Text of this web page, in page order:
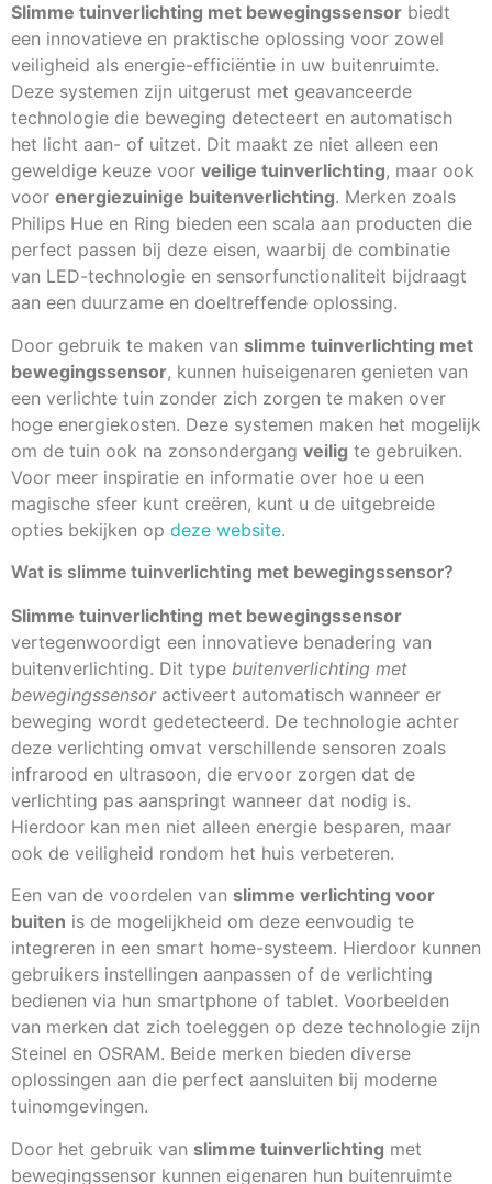
Slimme tuinverlichting met bewegingssensor biedt
een innovatieve en praktische oplossing voor zowel
veiligheid als energie-efficiëntie in uw buitenruimte.
Deze systemen zijn uitgerust met geavanceerde
technologie die beweging detecteert en automatisch
het licht aan- of uitzet. Dit maakt ze niet alleen een
geweldige keuze voor veilige tuinverlichting, maar ook
voor energiezuinige buitenverlichting. Merken zoals
Philips Hue en Ring bieden een scala aan producten die
perfect passen bij deze eisen, waarbij de combinatie
van LED-technologie en sensorfunctionaliteit bijdraagt
aan een duurzame en doeltreffende oplossing.
Door gebruik te maken van slimme tuinverlichting met
bewegingssensor, kunnen huiseigenaren genieten van
een verlichte tuin zonder zich zorgen te maken over
hoge energiekosten. Deze systemen maken het mogelijk
om de tuin ook na zonsondergang veilig te gebruiken.
Voor meer inspiratie en informatie over hoe u een
magische sfeer kunt creëren, kunt u de uitgebreide
opties bekijken op deze website.
Wat is slimme tuinverlichting met bewegingssensor?
Slimme tuinverlichting met bewegingssensor
vertegenwoordigt een innovatieve benadering van
buitenverlichting. Dit type buitenverlichting met
bewegingssensoractiveert automatisch wanneer er
beweging wordt gedetecteerd. De technologie achter
deze verlichting omvat verschillende sensoren zoals
infrarood en ultrasoon, die ervoor zorgen dat de
verlichting pas aanspringt wanneer dat nodig is.
Hierdoor kan men niet alleen energie besparen, maar
ook de veiligheid rondom het huis verbeteren.
Een van de voordelen van slimme verlichting voor
buiten is de mogelijkheid om deze eenvoudig te
integreren in een smart home-systeem. Hierdoor kunnen
gebruikers instellingen aanpassen of de verlichting
bedienen via hun smartphone of tablet. Voorbeelden
van merken dat zich toeleggen op deze technologie zijn
Steinel en OSRAM. Beide merken bieden diverse
oplossingen aan die perfect aansluiten bij moderne
tuinomgevingen.
Door het gebruik van slimme tuinverlichting met
bewegingssensor kunnen eigenaren hun buitenruimte